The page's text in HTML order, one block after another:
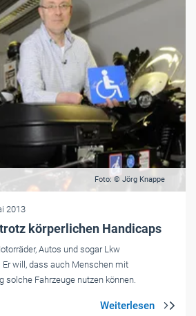
Foto: © Jörg Knappe
2013
körperlichen Handicaps
Autos und sogar Lkw
will, dass auch Menschen mit
solche Fahrzeuge nutzen können.